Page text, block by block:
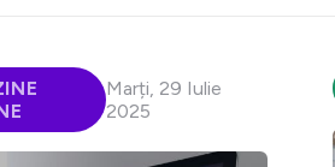
Marți, 29 Iulie
2025